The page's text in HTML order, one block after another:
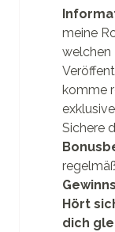
meine
welchen
komme
Sichere
Hört
dich